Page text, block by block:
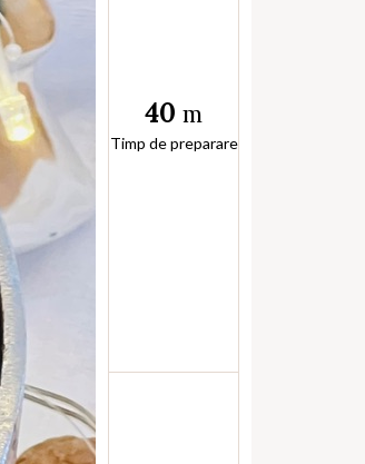
40 m
Timp de preparare